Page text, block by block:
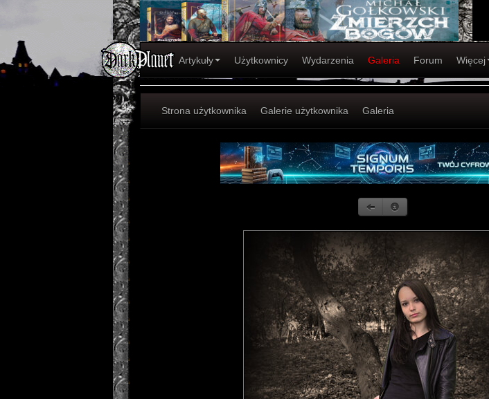
Artykuły Użytkownicy Wydarzenia Galeria Forum Więcej
Strona użytkownika Galerie użytkownika Galeria